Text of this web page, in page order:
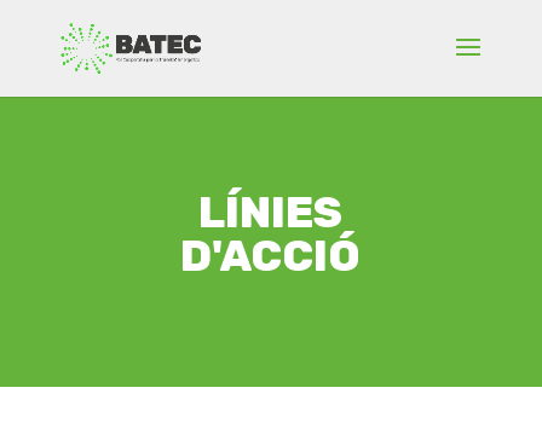
LÍNIES
D'ACCIÓ